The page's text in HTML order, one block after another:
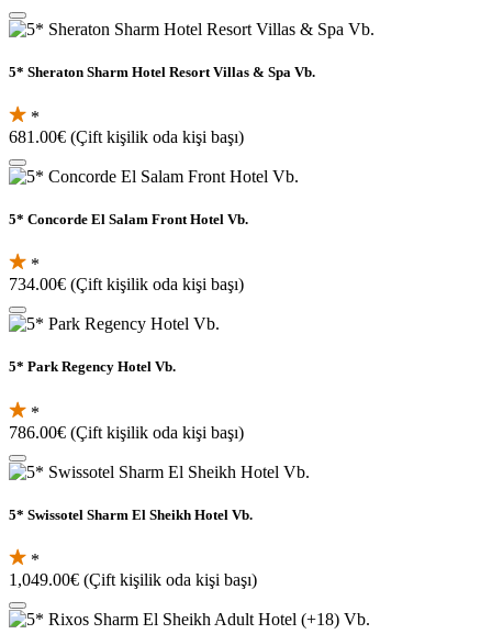
5* Sheraton Sharm Hotel Resort Villas & Spa Vb.
*
681.00€ (Çift kişilik oda kişi başı)
5* Concorde El Salam Front Hotel Vb.
*
734.00€ (Çift kişilik oda kişi başı)
5* Park Regency Hotel Vb.
*
786.00€ (Çift kişilik oda kişi başı)
5* Swissotel Sharm El Sheikh Hotel Vb.
*
1,049.00€ (Çift kişilik oda kişi başı)